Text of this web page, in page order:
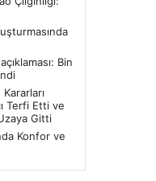
Bin
Terfi Etti ve
Gitti
Konfor ve